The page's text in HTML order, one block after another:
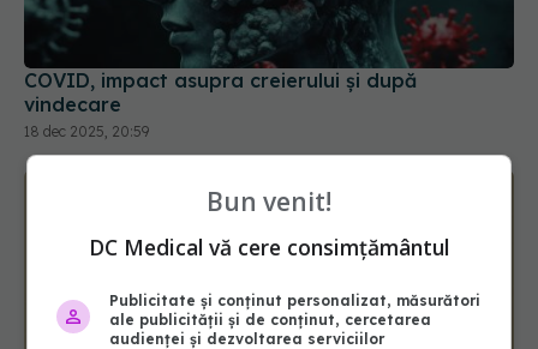
COVID, impact asupra creierului și după
vindecare
18 dec 2025, 20:59
Bun venit!
DC Medical vă cere consimțământul
Publicitate și conținut personalizat, măsurători
ale publicității și de conținut, cercetarea
audienței și dezvoltarea serviciilor